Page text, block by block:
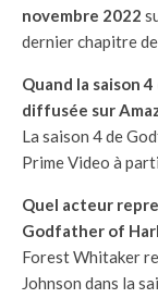
novembre 2022
dernier chapitre
Quand la saison
diffusée sur
La saison 4 de
Prime Video à
Quel acteur
Godfather of
Forest Whitaker
Johnson dans la